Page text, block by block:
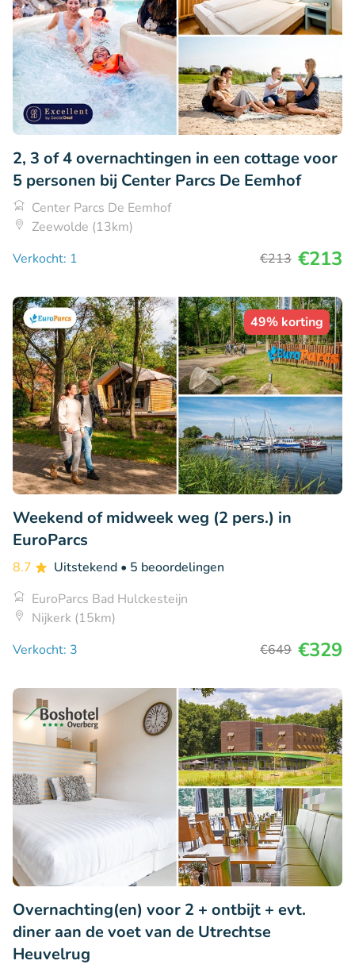
2, 3 of 4 overnachtingen in een cottage voor
5 personen bij Center Parcs De Eemhof
Center Parcs De Eemhof
Zeewolde (13km)
Verkocht: 1
€213 €213
49% korting
Weekend of midweek weg (2 pers.) in
EuroParcs
8.7 Uitstekend • 5 beoordelingen
EuroParcs Bad Hulckesteijn
Nijkerk (15km)
Verkocht: 3
€649 €329
Overnachting(en) voor 2 + ontbijt + evt.
diner aan de voet van de Utrechtse
Heuvelrug